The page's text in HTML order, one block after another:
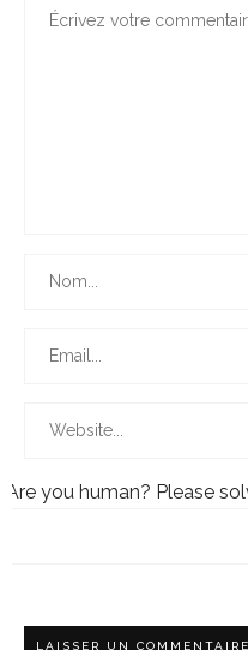
Are you human? Please